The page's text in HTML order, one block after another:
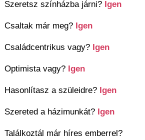
Szeretsz színházba járni? Igen
Csaltak már meg? Igen
Családcentrikus vagy? Igen
Optimista vagy? Igen
Hasonlítasz a szüleidre? Igen
Szereted a házimunkát? Igen
Találkoztál már híres emberrel?